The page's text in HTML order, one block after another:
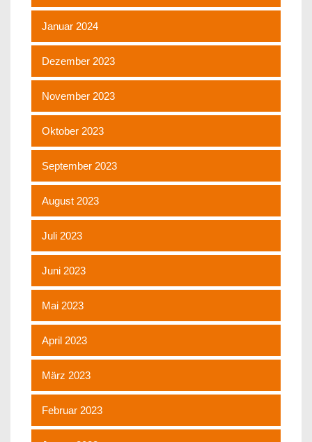
Januar 2024
Dezember 2023
November 2023
Oktober 2023
September 2023
August 2023
Juli 2023
Juni 2023
Mai 2023
April 2023
März 2023
Februar 2023